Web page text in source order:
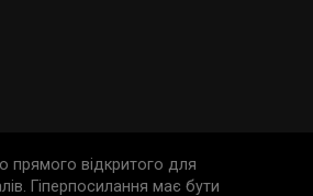
прямого відкритого для
Гіперпосилання має бути